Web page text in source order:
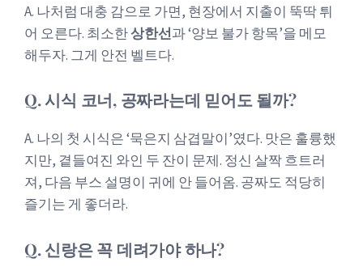
A. 나처럼 대충 감으로 가면, 현장에서 지출이 뚝딱 튀
어 오른다. 최소한상한선과 ‘양보 불가 항목’을 메모
해두자. 그게 안전 벨트다.
Q. 시식 코너, 공짜라는데 믿어도 될까?
A. 나의 첫 시식은 ‘묵은지 삼겹말이’였다. 맛은 훌륭했
지만, 곁들여진 와인 두 잔이 문제. 정신 살짝 흐트러
져, 다음 부스 설명이 귀에 안 들어옴. 공짜도 적당히
즐기는 게 좋더라.
Q. 신랑은 꼭 데려가야 하나?